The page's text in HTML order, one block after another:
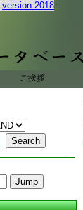
version 2018
ご挨拶